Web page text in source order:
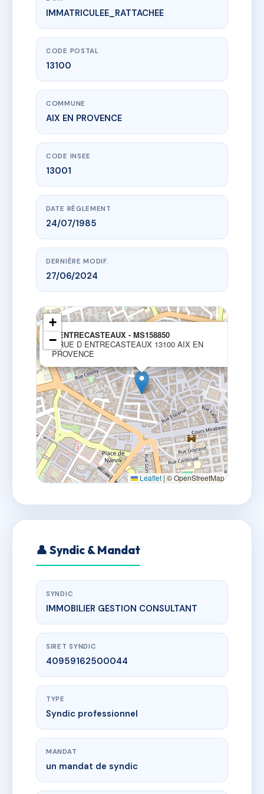
www.vme.plus/AC6694087
3 ENTRECASTEAUX - MS158850
3 Rue d'Entrecasteaux
IMMATRICULEE_RATTACHEE
CODE POSTAL
13100
COMMUNE
AIX EN PROVENCE
CODE INSEE
13001
DATE RÈGLEMENT
24/07/1985
DERNIÈRE MODIF.
27/06/2024
3 ENTRECASTEAUX - MS158850
3 RUE D ENTRECASTEAUX 13100 AIX EN
PROVENCE
+
−
Leaflet | © OpenStreetMap
👤 Syndic & Mandat
SYNDIC
IMMOBILIER GESTION CONSULTANT
SIRET SYNDIC
40959162500044
TYPE
Syndic professionnel
MANDAT
un mandat de syndic